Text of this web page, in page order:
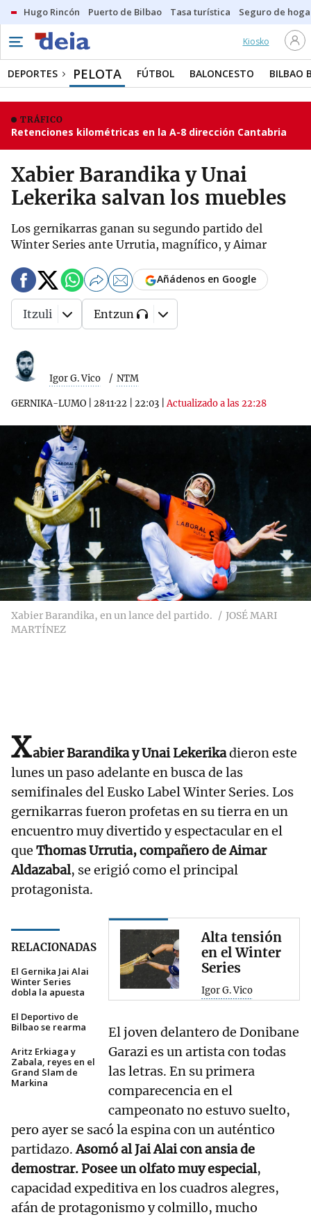
Hugo Rincón Puerto de Bilbao Tasa turística Seguro de
Kiosko
DEPORTES PELOTA FÚTBOL BALONCESTO BILBAO
TRÁFICO
Retenciones kilométricas en la A-8 dirección Cantabria
Xabier Barandika y Unai
Lekerika salvan los muebles
Los gernikarras ganan su segundo partido del
Winter Series ante Urrutia, magnífico, y Aimar
Igor G. Vico NTM
GERNIKA-LUMO 28·11·22 22:03 |Actualizado a las 22:28
Añádenos en Google
Itzuli Entzun
Xabier Barandika, en un lance del partido.
JOSÉ MARI
MARTÍNEZ
Xabier Barandika y Unai Lekerikadieron este
lunes un paso adelante en busca de las
semifinales del Eusko Label Winter Series. Los
gernikarras fueron profetas en su tierra en un
encuentro muy divertido y espectacular en el
que Thomas Urrutia, compañero de Aimar
Aldazabal, se erigió como el principal
protagonista.
RELACIONADAS
El Gernika Jai Alai
Winter Series
dobla la apuesta
El Deportivo de
Bilbao se rearma
Aritz Erkiaga y
Zabala, reyes en el
Grand Slam de
Markina
Alta tensión
en el Winter
Series
Igor G. Vico
El joven delantero de Donibane
Garazi es un artista con todas
las letras. En su primera
comparecencia en el
campeonato no estuvo suelto,
pero ayer se sacó la espina con un auténtico
partidazo.Asomó al Jai Alai con ansia de
demostrar. Posee un olfato muy especial,
capacidad expeditiva en los cuadros alegres,
afán de protagonismo y colmillo, mucho